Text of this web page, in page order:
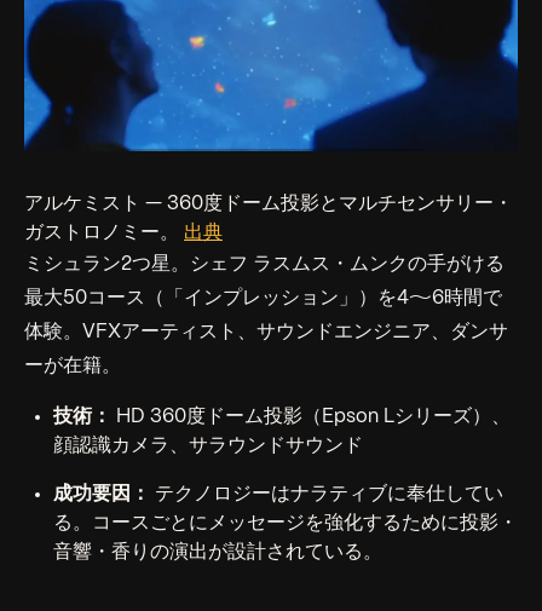
アルケミスト — 360度ドーム投影とマルチセンサリー・
ガストロノミー。 出典
ミシュラン2つ星。シェフ ラスムス・ムンクの手がける
最大50コース（「インプレッション」）を4〜6時間で
体験。VFXアーティスト、サウンドエンジニア、ダンサ
ーが在籍。
技術：
HD 360度ドーム投影（Epson Lシリーズ）、
顔認識カメラ、サラウンドサウンド
成功要因：
テクノロジーはナラティブに奉仕してい
る。コースごとにメッセージを強化するために投影・
音響・香りの演出が設計されている。